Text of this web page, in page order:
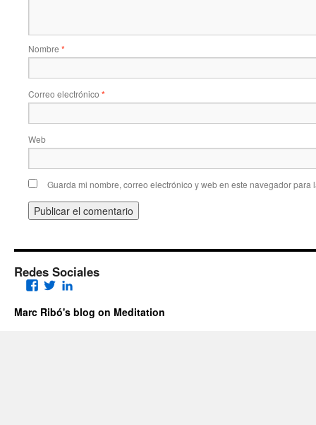
Nombre *
Correo electrónico *
Web
Guarda mi nombre, correo electrónico y web en este navegador para
Redes Sociales
Facebook
Twitter
Marc Ribó's blog on Meditation